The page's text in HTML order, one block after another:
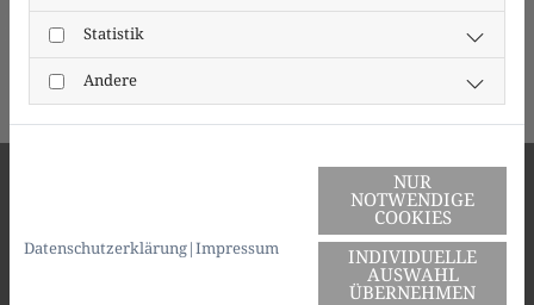
Arbeitsgemeinschaft Bank- und Kapitalanlagerecht im
Deutschen Anwaltverein e. V.
"Lerne, dass Du Entscheidungen entweder treffen
Bernhard Moestl (Das Shaolin Prinzip)
Statistik
Andere
Datenschutzerklärung | Impressum
NUR
NOTWENDIGE
COOKIES
INDIVIDUELLE
AUSWAHL
ÜBERNEHMEN